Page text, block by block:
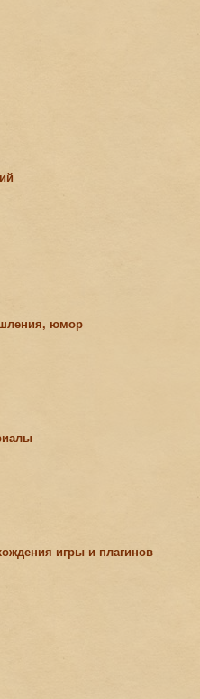
юмор
игры и плагинов